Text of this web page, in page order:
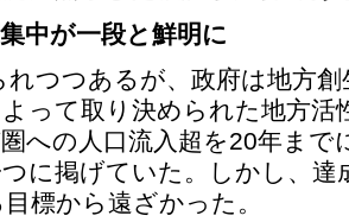
中が一段と鮮明に
れつつあるが、政府は地方
って取り決められた地方活
への人口流入超を20年まで
に掲げていた。しかし、達
標から遠ざかった。